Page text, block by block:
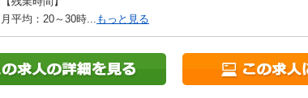
月平均：20～30時... もっと見る